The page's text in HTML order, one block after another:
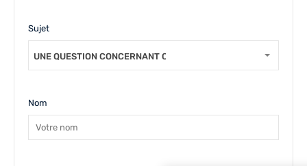
Sujet
UNE QUESTION CONCERNANT CE BIEN
Nom